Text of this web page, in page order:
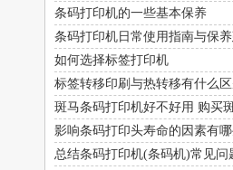
条码打印机的一些基本保养
条码打印机日常使用指南与保
如何选择标签打印机
标签转移印刷与热转移有什么
斑马条码打印机好不好用 购买
影响条码打印头寿命的因素有
总结条码打印机(条码机)常见问